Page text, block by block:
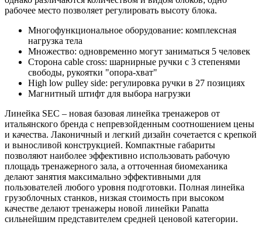
рабочее место позволяет регулировать высоту блока.
Многофункциональное оборудование: комплексная
нагрузка тела
Множество: одновременно могут заниматься 5 человек
Сторона cable cross: шарнирные ручки с 3 степенями
свободы, рукоятки "опора-хват"
High low pulley side: регулировка ручки в 27 позициях
Магнитный штифт для выбора нагрузки
Линейка SEC – новая базовая линейка тренажеров от
итальянского бренда с непревзойденным соотношением цены
и качества. Лаконичный и легкий дизайн сочетается с крепкой
и выносливой конструкцией. Компактные габариты
позволяют наиболее эффективно использовать рабочую
площадь тренажерного зала, а отточенная биомеханика
делают занятия максимально эффективными для
пользователей любого уровня подготовки. Полная линейка
грузоблочных станков, низкая стоимость при высоком
качестве делают тренажеры новой линейки Panatta
сильнейшим представителем средней ценовой категории.